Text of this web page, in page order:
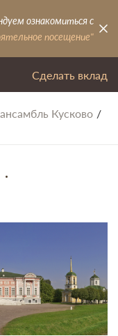
ознакомиться с
посещение"
Сделать вклад
Кусково